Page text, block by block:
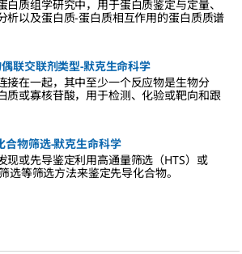
白质组学研究中，用于蛋白质鉴定与定量、
析以及蛋白质-蛋白质相互作用的蛋白质质谱
联交联剂类型-默克生命科学
接在一起，其中至少一个反应物是生物分
质或寡核苷酸，用于检测、化验或靶向和跟
合物筛选-默克生命科学
现或先导鉴定利用高通量筛选（HTS）或
选等筛选方法来鉴定先导化合物。